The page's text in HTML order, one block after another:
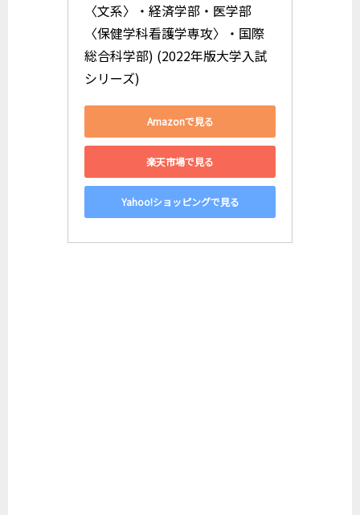
〈文系〉・経済学部・医学部
〈保健学科看護学専攻〉・国際
総合科学部) (2022年版大学入試
シリーズ)
Amazonで見る
楽天市場で見る
Yahoo!ショッピングで見る